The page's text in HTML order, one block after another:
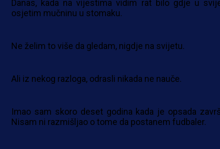
Danas, kada na vijestima vidim rat bilo gdje u
osjetim mučninu u stomaku.
Ne želim to više da gledam, nigdje na svijetu.
Ali iz nekog razloga, odrasli nikada ne nauče.
Imao sam skoro deset godina kada je opsada
Nisam ni razmišljao o tome da postanem fudbaler.